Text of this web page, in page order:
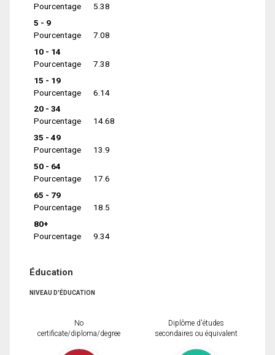
Pourcentage
5.38
5 - 9
Pourcentage
7.08
10 - 14
Pourcentage
7.38
15 - 19
Pourcentage
6.14
20 - 34
Pourcentage
14.68
35 - 49
Pourcentage
13.9
50 - 64
Pourcentage
17.6
65 - 79
Pourcentage
18.5
80+
Pourcentage
9.34
Éducation
NIVEAU D'ÉDUCATION
No
certificate/diploma/degree
Diplôme d'études
secondaires ou équivalent